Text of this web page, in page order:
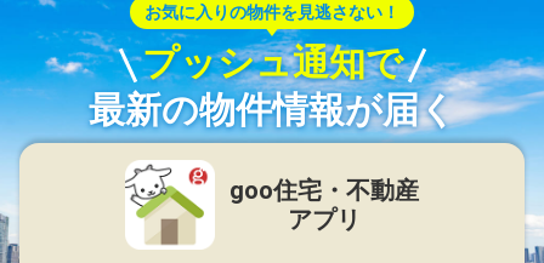
お気に入りの物件を見逃さない！
プッシュ通知で
最新の物件情報が届く
goo住宅・不動産
アプリ